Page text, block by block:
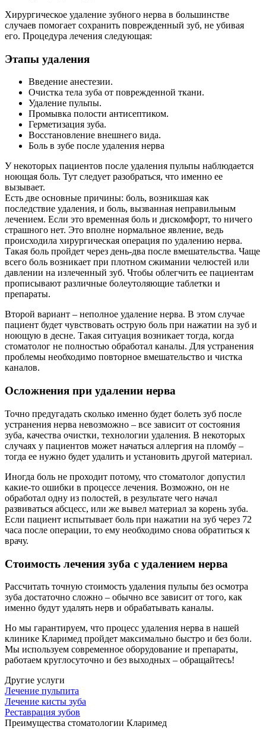
Хирургическое удаление зубного нерва в большинстве
случаев помогает сохранить поврежденный зуб, не убивая
его. Процедура лечения следующая:
Этапы удаления
Введение анестезии.
Очистка тела зуба от поврежденной ткани.
Удаление пульпы.
Промывка полости антисептиком.
Герметизация зуба.
Восстановление внешнего вида.
Боль в зубе после удаления нерва
У некоторых пациентов после удаления пульпы наблюдается
ноющая боль. Тут следует разобраться, что именно ее
вызывает.
Есть две основные причины: боль, возникшая как
последствие удаления, и боль, вызванная неправильным
лечением. Если это временная боль и дискомфорт, то ничего
страшного нет. Это вполне нормальное явление, ведь
происходила хирургическая операция по удалению нерва.
Такая боль пройдет через день-два после вмешательства. Чаще
всего боль возникает при плотном сжимании челюстей или
давлении на излеченный зуб. Чтобы облегчить ее пациентам
прописывают различные болеутоляющие таблетки и
препараты.
Второй вариант – неполное удаление нерва. В этом случае
пациент будет чувствовать острую боль при нажатии на зуб и
ноющую в десне. Такая ситуация возникает тогда, когда
стоматолог не полностью обработал каналы. Для устранения
проблемы необходимо повторное вмешательство и чистка
каналов.
Осложнения при удалении нерва
Точно предугадать сколько именно будет болеть зуб после
устранения нерва невозможно – все зависит от состояния
зуба, качества очистки, технологии удаления. В некоторых
случаях у пациентов может начаться аллергия на пломбу –
тогда ее нужно будет удалить и установить другой материал.
Иногда боль не проходит потому, что стоматолог допустил
какие-то ошибки в процессе лечения. Возможно, он не
обработал одну из полостей, в результате чего начал
развиваться абсцесс, или же вывел материал за корень зуба.
Если пациент испытывает боль при нажатии на зуб через 72
часа после операции, то ему необходимо снова обратиться к
врачу.
Стоимость лечения зуба с удалением нерва
Рассчитать точную стоимость удаления пульпы без осмотра
зуба достаточно сложно – обычно все зависит от того, как
именно будут удалять нерв и обрабатывать каналы.
Но мы гарантируем, что процесс удаления нерва в нашей
клинике Кларимед пройдет максимально быстро и без боли.
Мы используем современное оборудование и препараты,
работаем круглосуточно и без выходных – обращайтесь!
Другие услуги
Лечение пульпита
Лечение кисты зуба
Реставрация зубов
Преимущества стоматологии Кларимед